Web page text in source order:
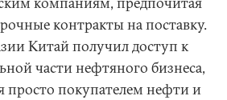
контракты на поставку.
Китай получил доступ к
части нефтяного бизнеса,
просто покупателем нефти и